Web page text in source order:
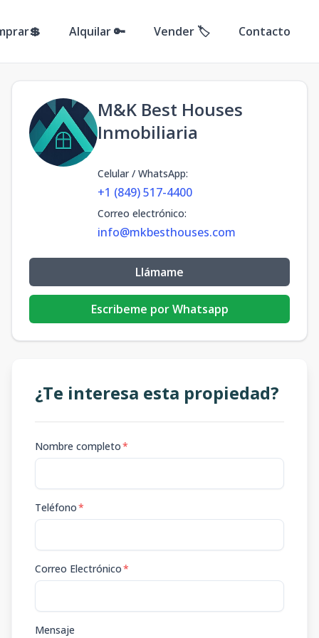
Alquilar 🔑 Vender 🏷️ Contacto
M&K Best Houses
Inmobiliaria
Celular / WhatsApp:
+1 (849) 517-4400
Correo electrónico:
info@mkbesthouses.com
Llámame
Escribeme por Whatsapp
¿Te interesa esta propiedad?
Nombre completo*
Teléfono*
Correo Electrónico*
Mensaje